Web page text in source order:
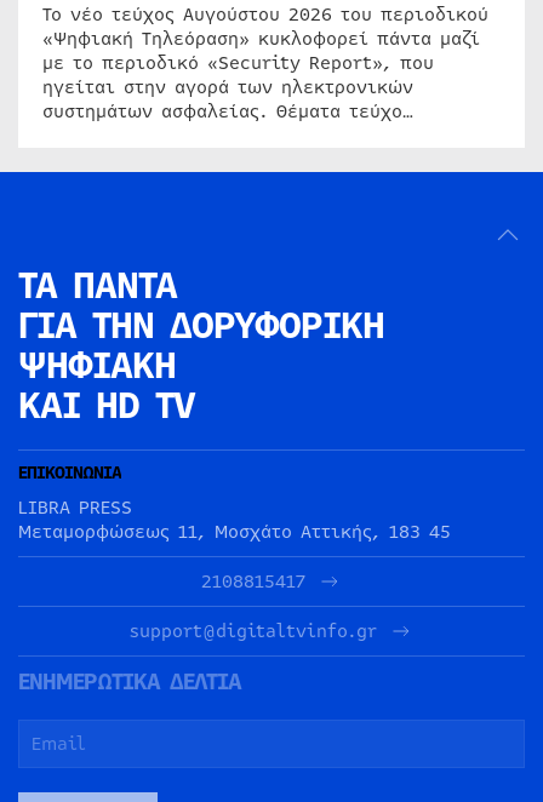
Το νέο τεύχος Αυγούστου 2026 του περιοδικού
«Ψηφιακή Τηλεόραση» κυκλοφορεί πάντα μαζί
με το περιοδικό «Security Report», που
ηγείται στην αγορά των ηλεκτρονικών
συστημάτων ασφαλείας. Θέματα τεύχο…
ΤΑ ΠΑΝΤΑ
ΓΙΑ ΤΗΝ ΔΟΡΥΦΟΡΙΚΗ
ΨΗΦΙΑΚΗ
ΚΑΙ HD TV
ΕΠΙΚΟΙΝΩΝΙΑ
LIBRA PRESS
Μεταμορφώσεως 11, Μοσχάτο Αττικής, 183 45
2108815417
support@digitaltvinfo.gr
ΕΝΗΜΕΡΩΤΙΚΑ ΔΕΛΤΙΑ